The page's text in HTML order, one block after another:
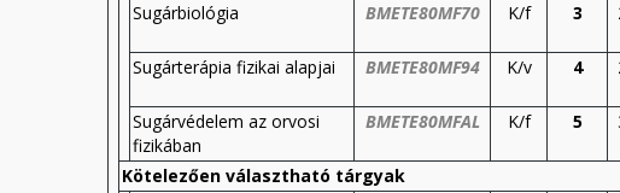
Sugárbiológia BMETE80MF70 K/f 3
Sugárterápia fizikai alapjai BMETE80MF94 K/v 4
Sugárvédelem az orvosi
fizikában
BMETE80MFAL K/f 5
Kötelezően választható tárgyak